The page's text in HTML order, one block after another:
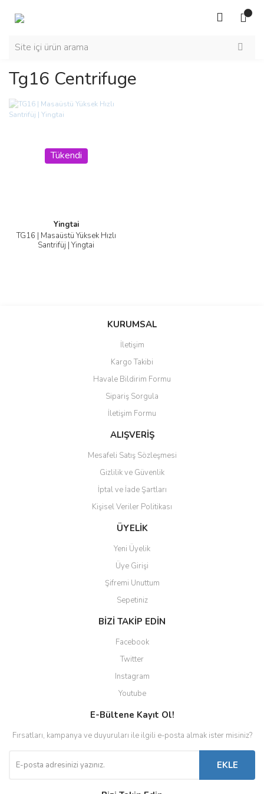
Tg16 Centrifuge
Tükendi
Yingtai
TG16 | Masaüstü Yüksek Hızlı
Santrifüj | Yingtai
KURUMSAL
İletişim
Kargo Takibi
Havale Bildirim Formu
Sipariş Sorgula
İletişim Formu
ALIŞVERİŞ
Mesafeli Satış Sözleşmesi
Gizlilik ve Güvenlik
İptal ve İade Şartları
Kişisel Veriler Politikası
ÜYELİK
Yeni Üyelik
Üye Girişi
Şifremi Unuttum
Sepetiniz
BİZİ TAKİP EDİN
Facebook
Twitter
Instagram
Youtube
E-Bültene Kayıt Ol!
Fırsatları, kampanya ve duyuruları ile ilgili e-posta almak ister misiniz?
EKLE